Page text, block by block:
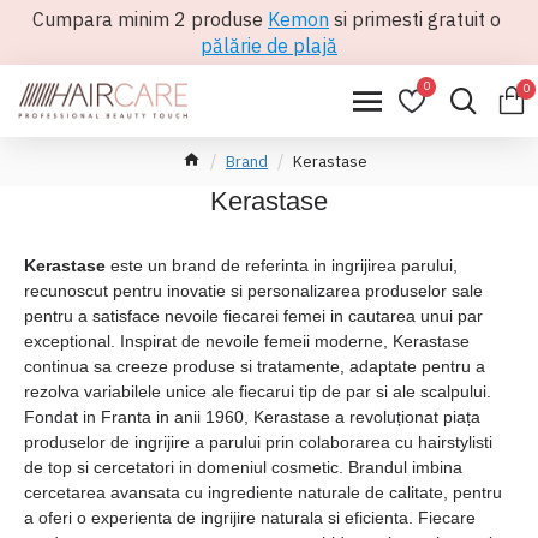
Cumpara minim 2 produse Kemon si primesti gratuit o
pălărie de plajă
0 0
Brand Kerastase
Kerastase
Kerastase este un brand de referinta in ingrijirea parului,
recunoscut pentru inovatie si personalizarea produselor sale
pentru a satisface nevoile fiecarei femei in cautarea unui par
exceptional. Inspirat de nevoile femeii moderne, Kerastase
continua sa creeze produse si tratamente, adaptate pentru a
rezolva variabilele unice ale fiecarui tip de par si ale scalpului.
Fondat in Franta in anii 1960, Kerastase a revoluționat piața
produselor de ingrijire a parului prin colaborarea cu hairstylisti
de top si cercetatori in domeniul cosmetic. Brandul imbina
cercetarea avansata cu ingrediente naturale de calitate, pentru
a oferi o experienta de ingrijire naturala si eficienta. Fiecare